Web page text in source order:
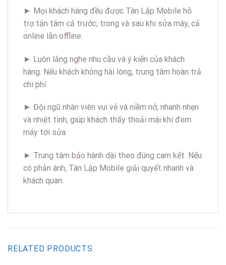
► Mọi khách hàng đều được Tân Lập Mobile hỗ
trợ tận tâm cả trước, trong và sau khi sửa máy, cả
online lẫn offline.
► Luôn lắng nghe nhu cầu và ý kiến của khách
hàng. Nếu khách không hài lòng, trung tâm hoàn trả
chi phí.
► Đội ngũ nhân viên vui vẻ và niềm nở, nhanh nhẹn
và nhiệt tình, giúp khách thấy thoải mái khi đem
máy tới sửa.
► Trung tâm bảo hành dài theo đúng cam kết. Nếu
có phản ánh, Tân Lập Mobile giải quyết nhanh và
khách quan.
RELATED PRODUCTS